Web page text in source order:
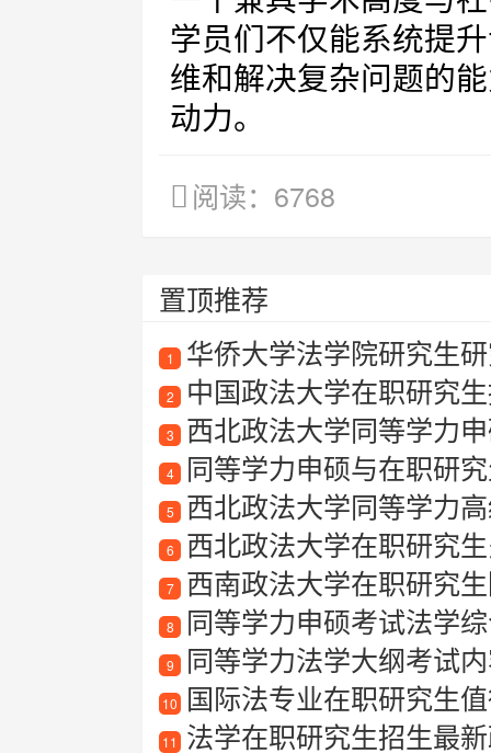
学员们不仅能系统提
维和解决复杂问题的
动力。
阅读：6768
置顶推荐
1 华侨大学法学院研究生
2 中国政法大学在职研究
3 西北政法大学同等学力
4 同等学力申硕与在职研
5 西北政法大学同等学力
6 西北政法大学在职研究
7 西南政法大学在职研究
8 同等学力申硕考试法学
9 同等学力法学大纲考试
10 国际法专业在职研究生值
11 法学在职研究生招生最